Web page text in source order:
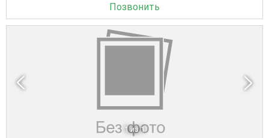
Позвонить
1 из 1